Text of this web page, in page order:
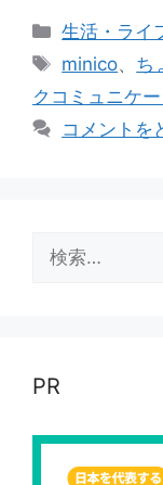
カ
テ
リ
ー
生活・ライ
タ
グ
minico、 ち
クコミュニケ
コメントを
索:
PR